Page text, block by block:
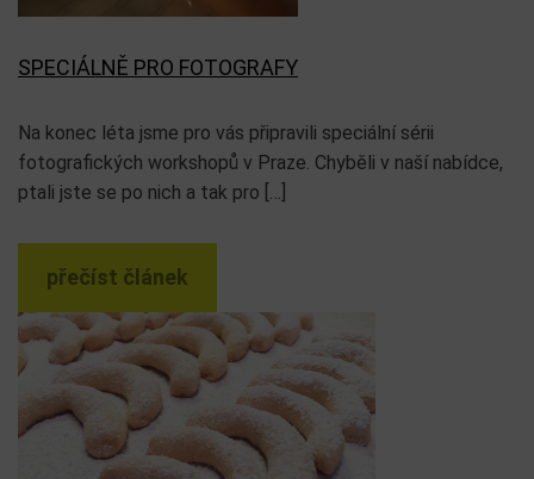
SPECIÁLNĚ PRO FOTOGRAFY
Na konec léta jsme pro vás připravili speciální sérii
fotografických workshopů v Praze. Chyběli v naší nabídce,
ptali jste se po nich a tak pro […]
přečíst článek